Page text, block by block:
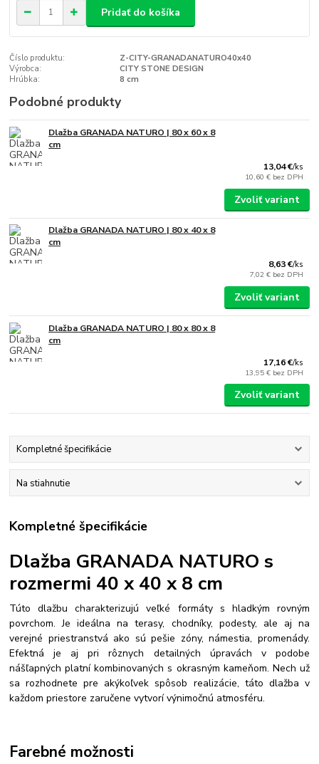
Pridať do košíka
Číslo produktu:
Z-CITY-GRANADANATURO40x40
Výrobca:
CITY STONE DESIGN
Hrúbka:
8 cm
Podobné produkty
Dlažba GRANADA NATURO | 80 x 60 x 8
cm
13,04 €/ks
10,60 € bez DPH
Zvoliť variant
Dlažba GRANADA NATURO | 80 x 40 x 8
cm
8,63 €/ks
7,02 € bez DPH
Zvoliť variant
Dlažba GRANADA NATURO | 80 x 80 x 8
cm
17,16 €/ks
13,95 € bez DPH
Zvoliť variant
Kompletné špecifikácie
Na stiahnutie
Kompletné špecifikácie
Dlažba GRANADA NATURO s
rozmermi 40 x 40 x 8 cm
Túto dlažbu charakterizujú veľké formáty s hladkým rovným
povrchom. Je ideálna na terasy, chodníky, podesty, ale aj na
verejné priestranstvá ako sú pešie zóny, námestia, promenády.
Efektná je aj pri rôznych detailných úpravách v podobe
nášľapných platní kombinovaných s okrasným kameňom. Nech už
sa rozhodnete pre akýkoľvek spôsob realizácie, táto dlažba v
každom priestore zaručene vytvorí výnimočnú atmosféru.
Farebné možnosti